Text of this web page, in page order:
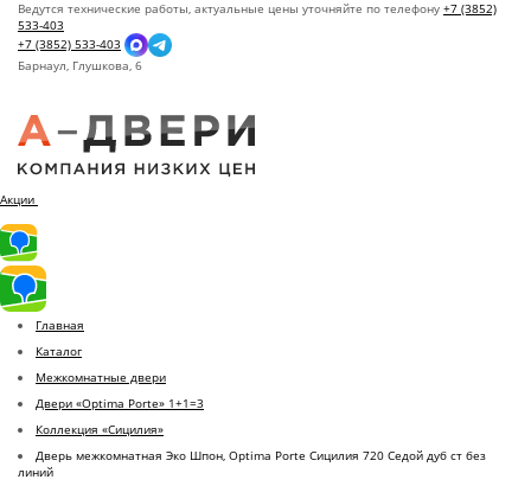
Ведутся технические работы, актуальные цены уточняйте по телефону +7 (3852)
533-403
+7 (3852) 533-403
Барнаул, Глушкова, 6
Акции
Главная
Каталог
Межкомнатные двери
Двери «Optima Porte» 1+1=3
Коллекция «Сицилия»
Дверь межкомнатная Эко Шпон, Optima Porte Сицилия 720 Седой дуб ст без
линий